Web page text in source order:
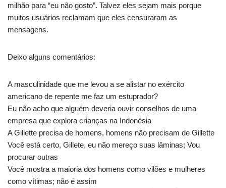
milhão para “eu não gosto”. Talvez eles sejam mais porque
muitos usuários reclamam que eles censuraram as
mensagens.
Deixo alguns comentários:
A masculinidade que me levou a se alistar no exército
americano de repente me faz um estuprador?
Eu não acho que alguém deveria ouvir conselhos de uma
empresa que explora crianças na Indonésia
A Gillette precisa de homens, homens não precisam de Gillette
Você está certo, Gillete, eu não mereço suas lâminas; Vou
procurar outras
Você mostra a maioria dos homens como vilões e mulheres
como vítimas; não é assim